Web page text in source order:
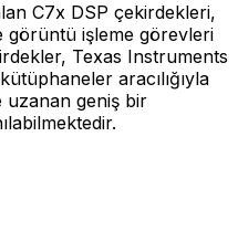
C7x DSP çekirdekleri,
görüntü işleme görevleri
Texas Instruments
aracılığıyla
uzanan geniş bir